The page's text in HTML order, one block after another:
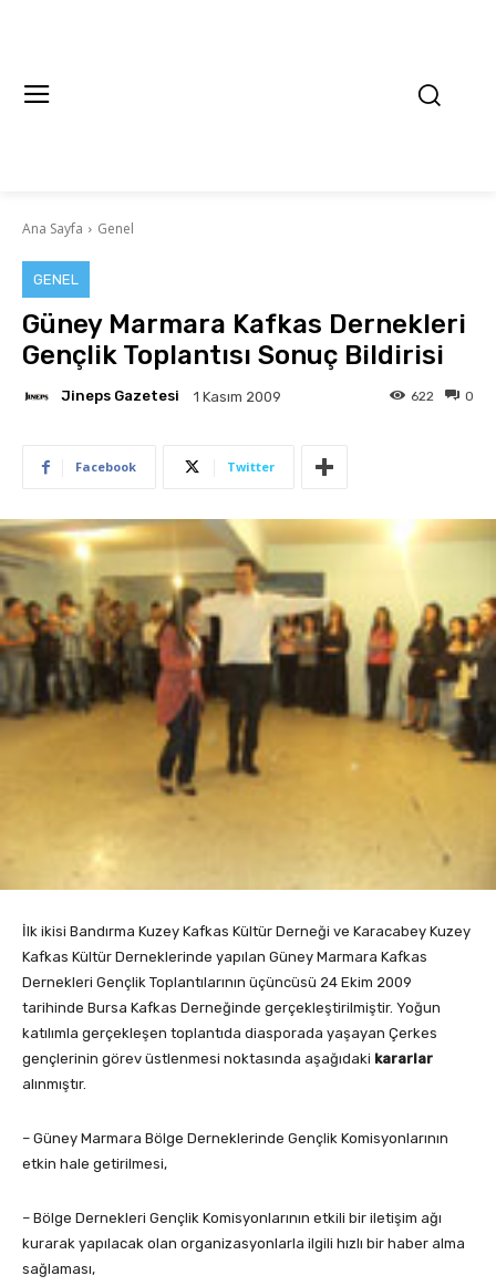
Ana Sayfa Genel
GENEL
Güney Marmara Kafkas Dernekleri
Gençlik Toplantısı Sonuç Bildirisi
Jineps Gazetesi 1 Kasım 2009 0
622
Facebook Twitter
İlk ikisi Bandırma Kuzey Kafkas Kültür Derneği ve Karacabey Kuzey
Kafkas Kültür Derneklerinde yapılan Güney Marmara Kafkas
Dernekleri Gençlik Toplantılarının üçüncüsü 24 Ekim 2009
tarihinde Bursa Kafkas Derneğinde gerçekleştirilmiştir. Yoğun
katılımla gerçekleşen toplantıda diasporada yaşayan Çerkes
gençlerinin görev üstlenmesi noktasında aşağıdaki kararlar
alınmıştır.
– Güney Marmara Bölge Derneklerinde Gençlik Komisyonlarının
etkin hale getirilmesi,
– Bölge Dernekleri Gençlik Komisyonlarının etkili bir iletişim ağı
kurarak yapılacak olan organizasyonlarla ilgili hızlı bir haber alma
sağlaması,